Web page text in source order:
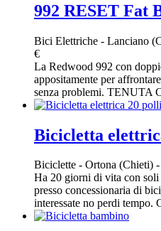
992 RESET Fat
Bici Elettriche - Lanciano
€
La Redwood 992 con
appositamente per
senza problemi. TENUTA
Bicicletta
Biciclette - Ortona (Chieti) -
Ha 20 giorni di vita con
presso concessionaria di
interessate no perdi tempo.